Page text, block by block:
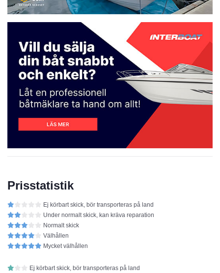
Prisstatistik
Ej körbart skick, bör transporteras på land
Under normalt skick, kan kräva reparation
Normalt skick
Välhållen
Mycket välhållen
Ej körbart skick, bör transporteras på land